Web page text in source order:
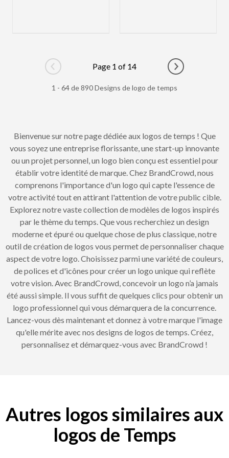
Go to previous page
Page 1 of 14
Go to next
1 - 64 de 890 Designs de logo de temps
Bienvenue sur notre page dédiée aux logos de temps ! Que
vous soyez une entreprise florissante, une start-up innovante
ou un projet personnel, un logo bien conçu est essentiel pour
établir votre identité de marque. Chez BrandCrowd, nous
comprenons l'importance d'un logo qui capte l'essence de
votre activité tout en attirant l'attention de votre public cible.
Explorez notre vaste collection de modèles de logos inspirés
par le thème du temps. Que vous recherchiez un design
moderne et épuré ou quelque chose de plus classique, notre
outil de création de logos vous permet de personnaliser chaque
aspect de votre logo. Choisissez parmi une variété de couleurs,
de polices et d'icônes pour créer un logo unique qui reflète
votre vision. Avec BrandCrowd, concevoir un logo n’a jamais
été aussi simple. Il vous suffit de quelques clics pour obtenir un
logo professionnel qui vous démarquera de la concurrence.
Lancez-vous dès maintenant et donnez à votre marque l'image
qu'elle mérite avec nos designs de logos de temps. Créez,
personnalisez et démarquez-vous avec BrandCrowd !
Autres logos similaires aux
logos de Temps